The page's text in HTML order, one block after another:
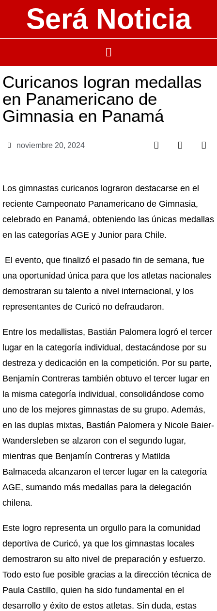
Será Noticia
Curicanos logran medallas
en Panamericano de
Gimnasia en Panamá
noviembre 20, 2024
Los gimnastas curicanos lograron destacarse en el
reciente Campeonato Panamericano de Gimnasia,
celebrado en Panamá, obteniendo las únicas medallas
en las categorías AGE y Junior para Chile.
El evento, que finalizó el pasado fin de semana, fue
una oportunidad única para que los atletas nacionales
demostraran su talento a nivel internacional, y los
representantes de Curicó no defraudaron.
Entre los medallistas, Bastián Palomera logró el tercer
lugar en la categoría individual, destacándose por su
destreza y dedicación en la competición. Por su parte,
Benjamín Contreras también obtuvo el tercer lugar en
la misma categoría individual, consolidándose como
uno de los mejores gimnastas de su grupo. Además,
en las duplas mixtas, Bastián Palomera y Nicole Baier-
Wandersleben se alzaron con el segundo lugar,
mientras que Benjamín Contreras y Matilda
Balmaceda alcanzaron el tercer lugar en la categoría
AGE, sumando más medallas para la delegación
chilena.
Este logro representa un orgullo para la comunidad
deportiva de Curicó, ya que los gimnastas locales
demostraron su alto nivel de preparación y esfuerzo.
Todo esto fue posible gracias a la dirección técnica de
Paula Castillo, quien ha sido fundamental en el
desarrollo y éxito de estos atletas. Sin duda, estas